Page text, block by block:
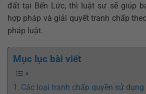
đất tại Bến Lức, thì luật sư sẽ giúp
hợp pháp và giải quyết tranh chấp
pháp luật.
Mục lục bài viết
Các loại tranh chấp quyền sử